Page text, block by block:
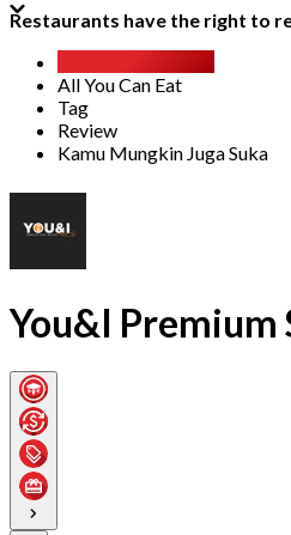
Restaurants have the right to
All You Can Eat
Tag
Review
Kamu Mungkin Juga Suka
You&I